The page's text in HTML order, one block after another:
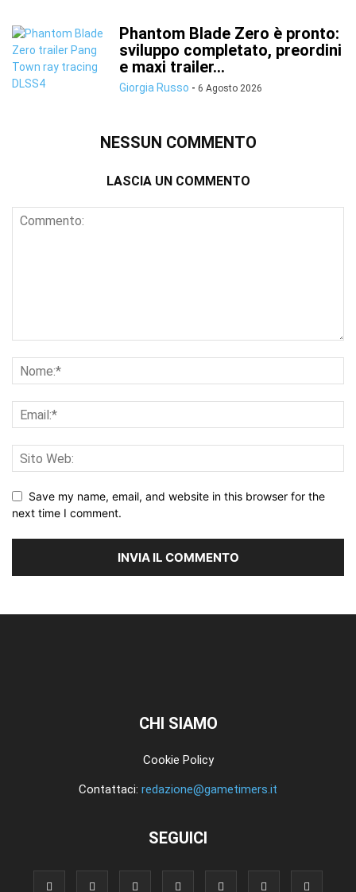
Phantom Blade Zero è pronto:
sviluppo completato, preordini
e maxi trailer...
Giorgia Russo - 6 Agosto 2026
NESSUN COMMENTO
LASCIA UN COMMENTO
Save my name, email, and website in this browser for the
next time I comment.
CHI SIAMO
Cookie Policy
Contattaci: redazione@gametimers.it
SEGUICI